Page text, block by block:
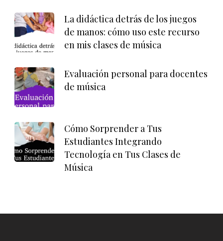
La didáctica detrás de los juegos
de manos: cómo uso este recurso
en mis clases de música
Evaluación personal para docentes
de música
Cómo Sorprender a Tus
Estudiantes Integrando
Tecnología en Tus Clases de
Música